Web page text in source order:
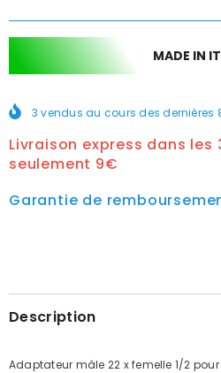
MADE IN
3 vendus au cours des dernières
Livraison express dans
seulement 9€
Garantie de
Description
Adaptateur mâle 22 x femelle 1/2